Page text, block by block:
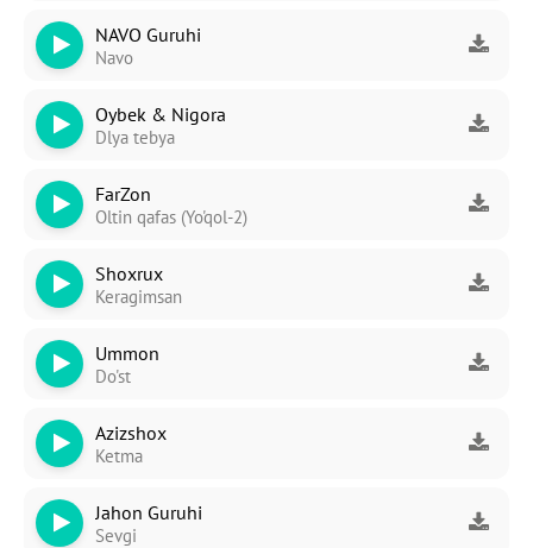
NAVO Guruhi
Navo
Oybek & Nigora
Dlya tebya
FarZon
Oltin qafas (Yo'qol-2)
Shoxrux
Keragimsan
Ummon
Do'st
Azizshox
Ketma
Jahon Guruhi
Sevgi